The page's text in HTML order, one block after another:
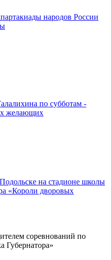
народов России
по субботам -
желающих
на стадионе школы
«Короли дворовых
соревнований по
Губернатора»